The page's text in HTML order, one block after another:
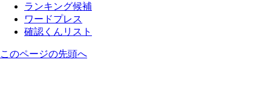
ランキング候補
ワードプレス
確認くんリスト
このページの先頭へ